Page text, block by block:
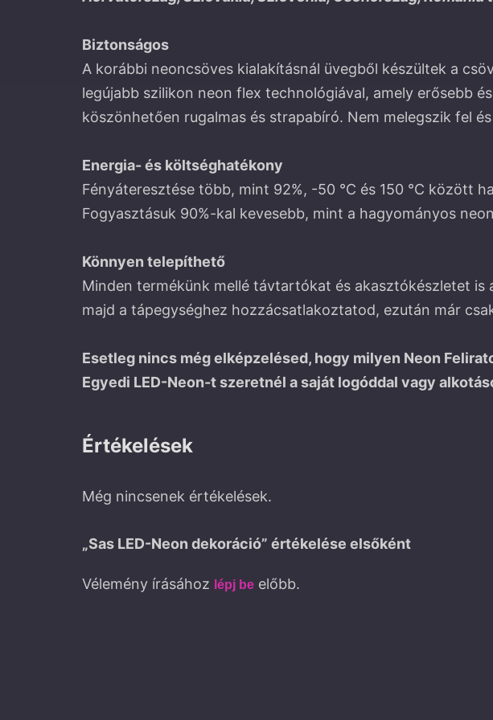
Biztonságos
A korábbi neoncsöves kialakításnál üvegből készültek a
legújabb szilikon neon flex technológiával, amely erősebb
köszönhetően rugalmas és strapabíró. Nem melegszik fel
Energia- és költséghatékony
Fényáteresztése több, mint 92%, -50 ℃ és 150 ℃ között
Fogyasztásuk 90%-kal kevesebb, mint a hagyományos
Könnyen telepíthető
Minden termékünk mellé távtartókat és akasztókészletet
majd a tápegységhez hozzácsatlakoztatod, ezután már
Esetleg nincs még elképzelésed, hogy milyen Neon
Egyedi LED-Neon-t szeretnél a saját logóddal vagy
Értékelések
Még nincsenek értékelések.
„Sas LED-Neon dekoráció” értékelése elsőként
Vélemény írásához lépj be előbb.